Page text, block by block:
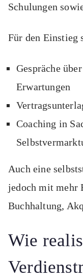
Schulungen
Für den Einstieg
Gespräche
Erwartungen
Coaching in
Auch eine
jedoch mit mehr
Buchhaltung,
Wie